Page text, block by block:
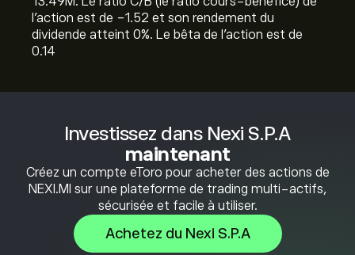
Investissez dans Nexi S.P.A
maintenant
Créez un compte eToro pour acheter des actions de
NEXI.MI sur une plateforme de trading multi-actifs,
sécurisée et facile à utiliser.
Achetez du Nexi S.P.A
l'action est de -1.52 et son rendement du
dividende atteint 0%. Le bêta de l'action est de
0.14